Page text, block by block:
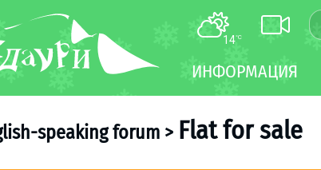
14°C
ИНФОРМАЦИЯ
speaking forum > Flat for sale